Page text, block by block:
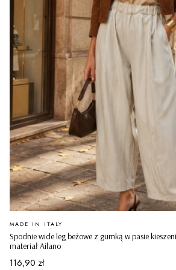
Spodnie wide leg beżowe z gumką w pasie
materiał Ailano
PRODUCENT
MADE IN ITALY
Cena
116,90 zł